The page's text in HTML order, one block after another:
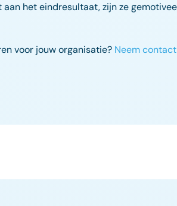
het eindresultaat, zijn ze
voor jouw organisatie? Neem